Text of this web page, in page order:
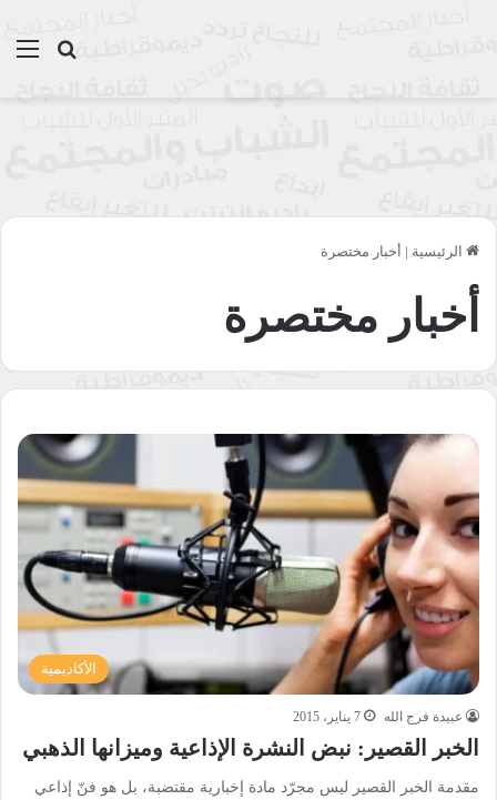
بحث
الرئيسية | أخبار مختصرة
أخبار مختصرة
الأكاديمية
عبيدة فرج الله 7 يناير، 2015
الخبر القصير: نبض النشرة الإذاعية وميزانها الذهبي
مقدمة الخبر القصير ليس مجرّد مادة إخبارية مقتضبة، بل هو فنّ إذاعي